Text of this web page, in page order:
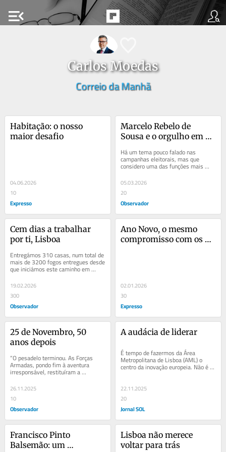
menu_open
Carlos Moedas
Correio da Manhã
Habitação: o nosso
maior desafio
04.06.2026
10
Expresso
Marcelo Rebelo de
Sousa e o orgulho em
Há um tema pouco falado nas
campanhas eleitorais, mas que
considero uma das funções mais
importantes de um Presidente da
República: a...
05.03.2026
20
Observador
Cem dias a trabalhar
por ti, Lisboa
Entregámos 310 casas, num total de
mais de 3200 fogos entregues desde
que iniciámos este caminho em
2021. E apoiámos o pagamento de
rendas a mais...
19.02.2026
300
Observador
Ano Novo, o mesmo
compromisso com os
02.01.2026
30
Expresso
25 de Novembro, 50
anos depois
“O pesadelo terminou. As Forças
Armadas, pondo fim à aventura
irresponsável, restituíram a
esperança ao povo português. E a
confiança. O 25...
26.11.2025
10
Observador
A audácia de liderar
É tempo de fazermos da Área
Metropolitana de Lisboa (AML) o
centro da inovação europeia. Não é
apenas Lisboa que pode ser Capital
22.11.2025
20
Jornal SOL
Francisco Pinto
Balsemão: um
Lisboa não merece
voltar para trás